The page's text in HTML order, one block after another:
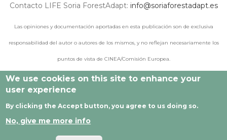
Contacto LIFE Soria ForestAdapt: info@soriaforestadapt.es
Las opiniones y documentación aportadas en esta publicación son de exclusiva
responsabilidad del autor o autores de los mismos, y no reflejan necesariamente los
puntos de vista de CINEA/Comisión Europea.
We use cookies on this site to enhance your
user experience
By clicking the Accept button, you agree to us doing so.
No, give me more info